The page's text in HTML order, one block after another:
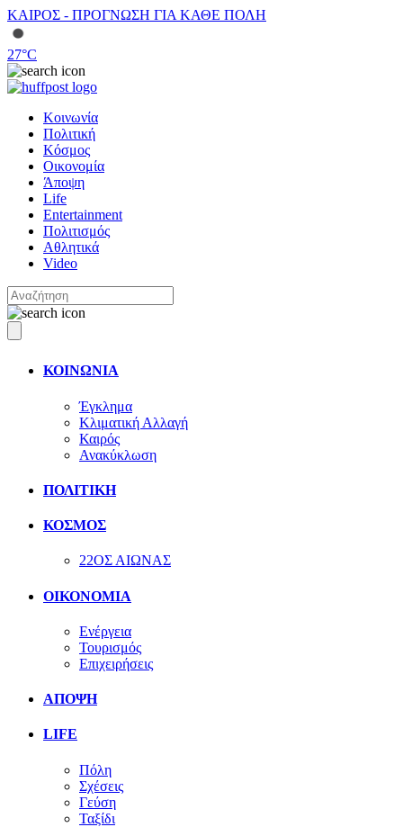
ΚΑΙΡΟΣ - ΠΡΟΓΝΩΣΗ ΓΙΑ ΚΑΘΕ ΠΟΛΗ
27°C
Κοινωνία
Πολιτική
Κόσμος
Οικονομία
Άποψη
Life
Entertainment
Πολιτισμός
Αθλητικά
Video
ΚΟΙΝΩΝΙΑ
Έγκλημα
Κλιματική Αλλαγή
Καιρός
Ανακύκλωση
ΠΟΛΙΤΙΚΗ
ΚΟΣΜΟΣ
22ΟΣ ΑΙΩΝΑΣ
ΟΙΚΟΝΟΜΙΑ
Ενέργεια
Τουρισμός
Επιχειρήσεις
ΑΠΟΨΗ
LIFE
Πόλη
Σχέσεις
Γεύση
Ταξίδι